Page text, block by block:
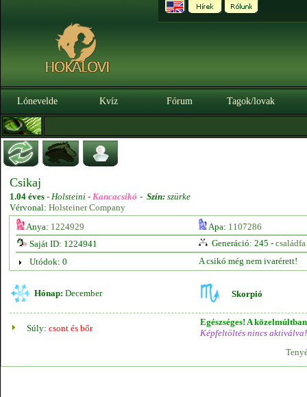
Lónevelde Kvíz Fórum Tagok/lovak
Csikaj
1.04 éves - Holsteini - Kancacsikó - Szín: szürke
Vérvonal: Holsteiner Company
Anya: 1224929 Apa: 1107286
Saját ID: 1224941
Generáció: 245 - családfa
Utódok: 0
A csikó még nem ivarérett!
Hónap: December Skorpió
Súly: csont és bőr
Egészséges! A
Képfeltöltés nincs aktiválva!